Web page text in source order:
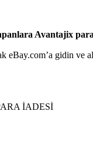
Avantajix
eBay.com’a gidin ve
İADESİ